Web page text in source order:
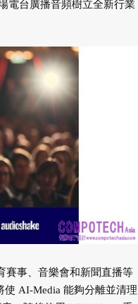
電台廣播音頻樹立全新行業
賽事、音樂會和新聞直播等
AI-Media 能夠分離並清理